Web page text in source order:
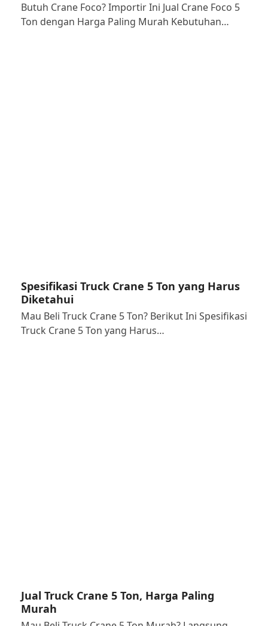
Butuh Crane Foco? Importir Ini Jual Crane Foco 5
Ton dengan Harga Paling Murah Kebutuhan…
Spesifikasi Truck Crane 5 Ton yang Harus
Diketahui
Mau Beli Truck Crane 5 Ton? Berikut Ini Spesifikasi
Truck Crane 5 Ton yang Harus…
Jual Truck Crane 5 Ton, Harga Paling
Murah